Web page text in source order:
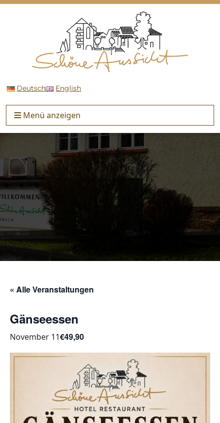
Deutsch English
Menü anzeigen
« Alle Veranstaltungen
Gänseessen
November 11€49,90